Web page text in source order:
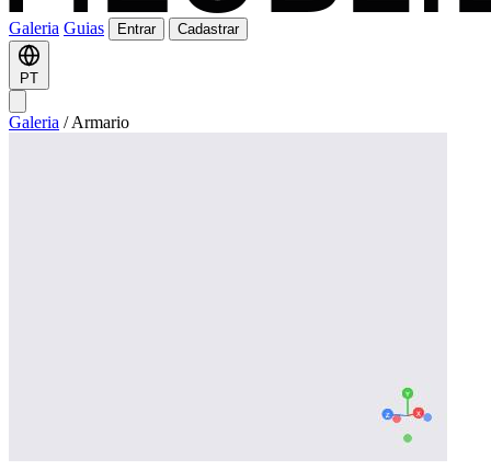
Galeria Guias Entrar Cadastrar
PT
Galeria / Armario